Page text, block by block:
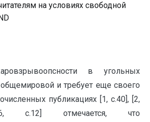
на условиях свободной
в угольных
общемировой и требует еще своего
публикациях [1, с.40], [2,
отмечается, что